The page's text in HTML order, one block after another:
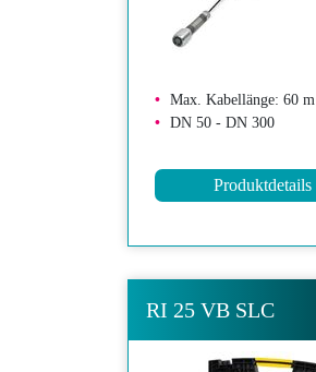
Max. Kabellänge: 60 m
DN 50 - DN 300
Produktdetails
RI 25 VB SLC